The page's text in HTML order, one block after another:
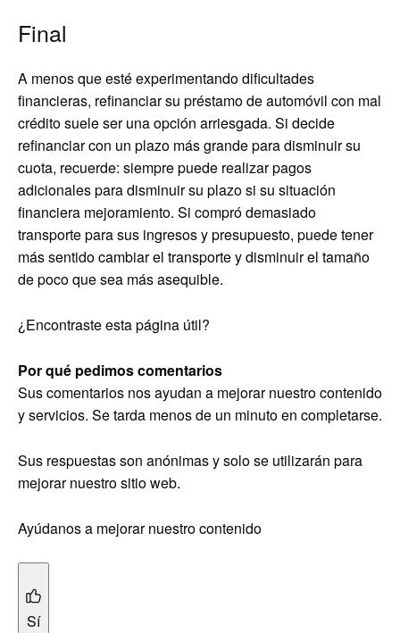
Final
A menos que esté experimentando dificultades
financieras, refinanciar su préstamo de automóvil con mal
crédito suele ser una opción arriesgada. Si decide
refinanciar con un plazo más grande para disminuir su
cuota, recuerde: siempre puede realizar pagos
adicionales para disminuir su plazo si su situación
financiera mejoramiento. Si compró demasiado
transporte para sus ingresos y presupuesto, puede tener
más sentido cambiar el transporte y disminuir el tamaño
de poco que sea más asequible.
¿Encontraste esta página útil?
Por qué pedimos comentarios
Sus comentarios nos ayudan a mejorar nuestro contenido
y servicios. Se tarda menos de un minuto en completarse.
Sus respuestas son anónimas y solo se utilizarán para
mejorar nuestro sitio web.
Ayúdanos a mejorar nuestro contenido
Sí